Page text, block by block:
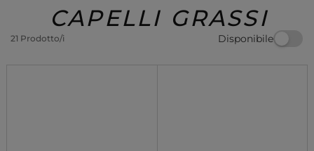
Regalo
CAPELLI GRASSI
21 Prodotto/i Disponibile